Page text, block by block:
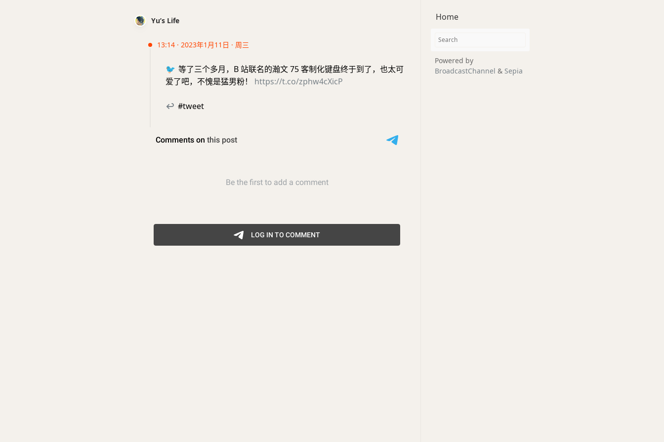
Yu’s Life
13:14 · 2023年1月11日 · 周三
🐦 等了三个多月，B 站联名的瀚文 75 客制化键盘终于到了，也太可
爱了吧，不愧是猛男粉！ https://t.co/zphw4cXicP
↩ #tweet
Home
Powered by
BroadcastChannel & Sepia